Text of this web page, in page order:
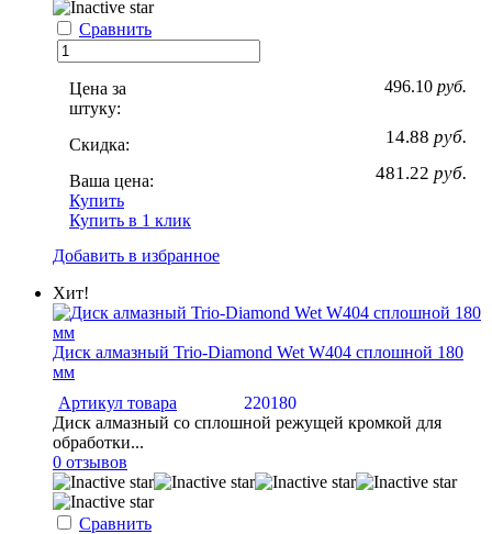
Сравнить
Цена за
штуку:
496.10 руб.
Скидка: 14.88 руб.
Ваша цена: 481.22 руб.
Купить
Купить в 1 клик
Добавить в избранное
Хит!
Диск алмазный Trio-Diamond Wet W404 сплошной 180
мм
Артикул товара
220180
Диск алмазный со сплошной режущей кромкой для
обработки...
0 отзывов
Сравнить